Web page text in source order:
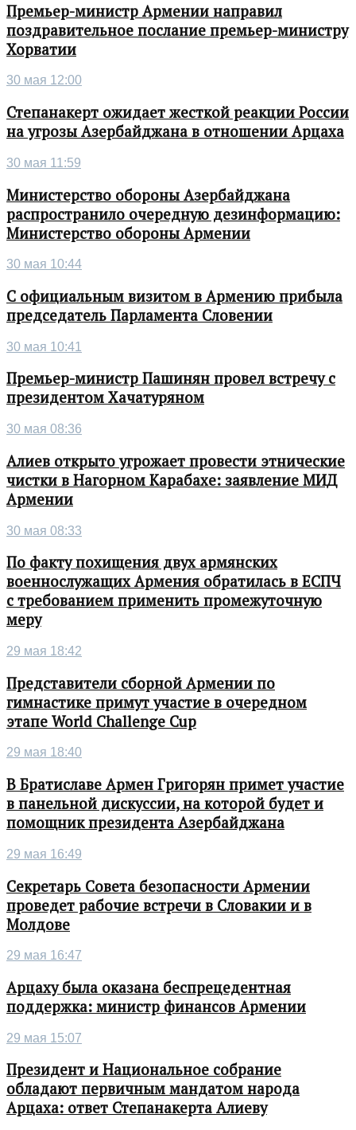
Премьер-министр Армении направил
поздравительное послание премьер-министру
Хорватии
30 мая 12:00
Степанакерт ожидает жесткой реакции России
на угрозы Азербайджана в отношении Арцаха
30 мая 11:59
Министерство обороны Азербайджана
распространило очередную дезинформацию:
Министерство обороны Армении
30 мая 10:44
С официальным визитом в Армению прибыла
председатель Парламента Словении
30 мая 10:41
Премьер-министр Пашинян провел встречу с
президентом Хачатуряном
30 мая 08:36
Алиев открыто угрожает провести этнические
чистки в Нагорном Карабахе: заявление МИД
Армении
30 мая 08:33
По факту похищения двух армянских
военнослужащих Армения обратилась в ЕСПЧ
с требованием применить промежуточную
меру
29 мая 18:42
Представители сборной Армении по
гимнастике примут участие в очередном
этапе World Challenge Cup
29 мая 18:40
В Братиславе Армен Григорян примет участие
в панельной дискуссии, на которой будет и
помощник президента Азербайджана
29 мая 16:49
Секретарь Совета безопасности Армении
проведет рабочие встречи в Словакии и в
Молдове
29 мая 16:47
Арцаху была оказана беспрецедентная
поддержка: министр финансов Армении
29 мая 15:07
Президент и Национальное собрание
обладают первичным мандатом народа
Арцаха: ответ Степанакерта Алиеву